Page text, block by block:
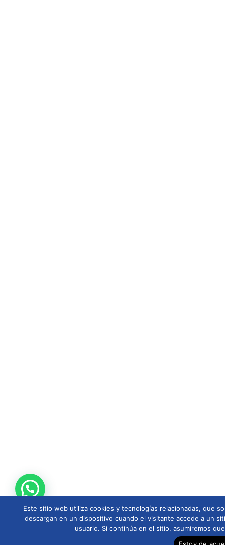
Este sitio web utiliza cookies y tecnologías relacionadas, que
descargan en un dispositivo cuando el visitante accede a un
usuario. Si continúa en el sitio, asumiremos